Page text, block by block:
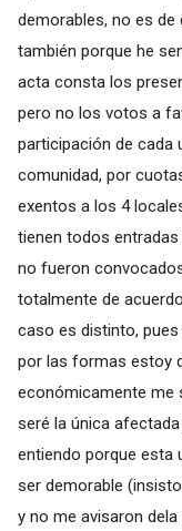
demorables, no es
también porque he
acta consta los
pero no los votos a
participación de cada
comunidad, por
exentos a los 4
tienen todos
no fueron
totalmente de
caso es distinto,
por las formas estoy
económicamente me
seré la única
entiendo porque esta
ser demorable
y no me avisaron